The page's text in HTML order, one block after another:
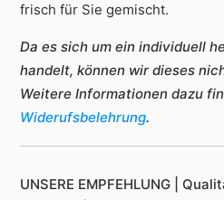
frisch für Sie gemischt.
Da es sich um ein individuell
handelt, können wir dieses
Weitere Informationen dazu
Widerufsbelehrung.
UNSERE EMPFEHLUNG |